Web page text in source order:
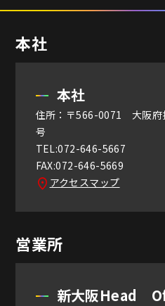
本社
本社
住所：〒566-0071 大阪府
号
TEL:072-646-5667
FAX:072-646-5669
アクセスマップ
営業所
新大阪Head